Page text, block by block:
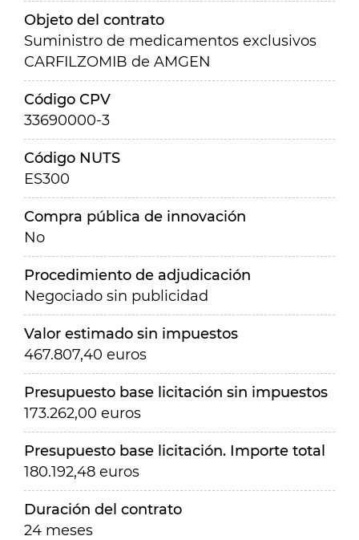
Objeto del contrato
Suministro de medicamentos exclusivos
CARFILZOMIB de AMGEN
Código CPV
33690000-3
Código NUTS
ES300
Compra pública de innovación
No
Procedimiento de adjudicación
Negociado sin publicidad
Valor estimado sin impuestos
467.807,40 euros
Presupuesto base licitación sin impuestos
173.262,00 euros
Presupuesto base licitación. Importe total
180.192,48 euros
Duración del contrato
24 meses